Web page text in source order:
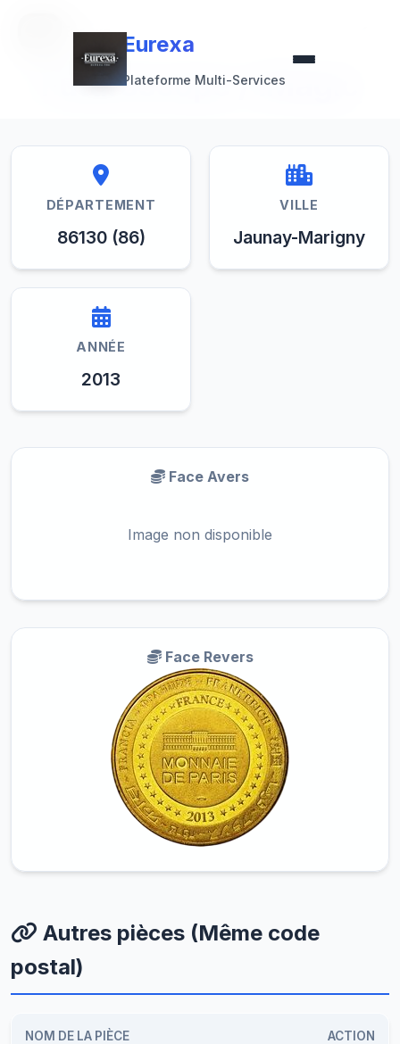
Eurexa
Eurexa
Plateforme Multi-Services
Futuroscope / iMagic
DÉPARTEMENT
86130 (86)
VILLE
Jaunay-Marigny
ANNÉE
2013
Face Avers
Image non disponible
Face Revers
Autres pièces (Même code
postal)
NOM DE LA PIÈCE ACTION